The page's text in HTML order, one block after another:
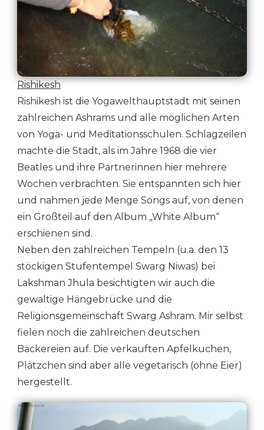
Rishikesh
Rishikesh ist die Yogawelthauptstadt mit seinen
zahlreichen Ashrams und alle möglichen Arten
von Yoga- und Meditationsschulen. Schlagzeilen
machte die Stadt, als im Jahre 1968 die vier
Beatles und ihre Partnerinnen hier mehrere
Wochen verbrachten. Sie entspannten sich hier
und nahmen jede Menge Songs auf, von denen
ein Großteil auf den Album „White Album“
erschienen sind.
Neben den zahlreichen Tempeln (u.a. den 13
stöckigen Stufentempel Swarg Niwas) bei
Lakshman Jhula besichtigten wir auch die
gewaltige Hängebrücke und die
Religionsgemeinschaft Swarg Ashram. Mir selbst
fielen noch die zahlreichen deutschen
Bäckereien auf. Die verkauften Apfelkuchen,
Plätzchen sind aber alle vegetarisch (ohne Eier)
hergestellt.